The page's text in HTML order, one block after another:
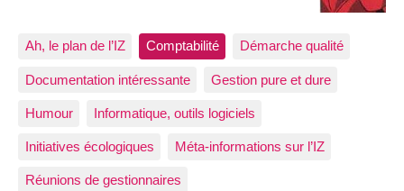
Ah, le plan de l’IZ Comptabilité Démarche qualité
Documentation intéressante Gestion pure et dure
Humour Informatique, outils logiciels
Initiatives écologiques Méta-informations sur l’IZ
Réunions de gestionnaires